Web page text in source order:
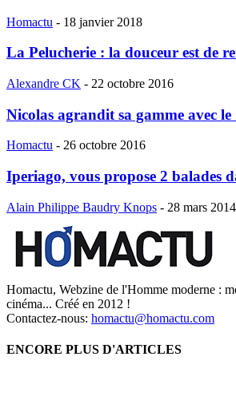
Homactu - 18 janvier 2018
La Pelucherie : la douceur est de
Alexandre CK - 22 octobre 2016
Nicolas agrandit sa gamme avec le
Homactu - 26 octobre 2016
Iperiago, vous propose 2 balades
Alain Philippe Baudry Knops - 28 mars 2014
Homactu, Webzine de l'Homme moderne :
cinéma... Créé en 2012 !
Contactez-nous: homactu@homactu.com
ENCORE PLUS D'ARTICLES